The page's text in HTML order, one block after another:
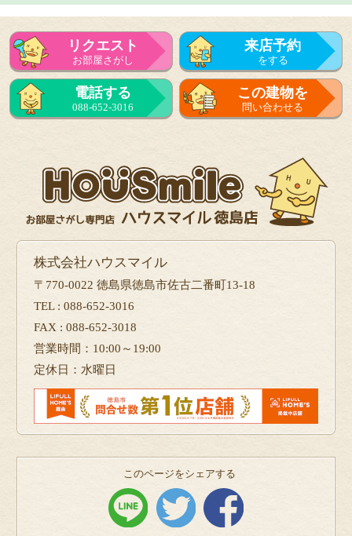
リクエスト
お部屋さがし
来店予約
をする
来店予約
をする
電話する
088-652-3016
この建物を
問い合わせる
株式会社ハウスマイル
〒770-0022 徳島県徳島市佐古二番町13-18
TEL : 088-652-3016
FAX : 088-652-3018
営業時間：10:00～19:00
定休日：水曜日
このページをシェアする